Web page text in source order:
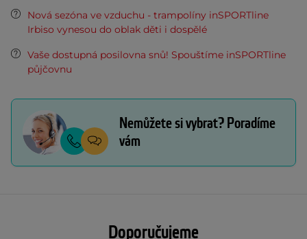
Nová sezóna ve vzduchu - trampolíny inSPORTline
Irbiso vynesou do oblak děti i dospělé
Vaše dostupná posilovna snů! Spouštíme inSPORTline
půjčovnu
Nemůžete si vybrat? Poradíme
vám
Doporučujeme